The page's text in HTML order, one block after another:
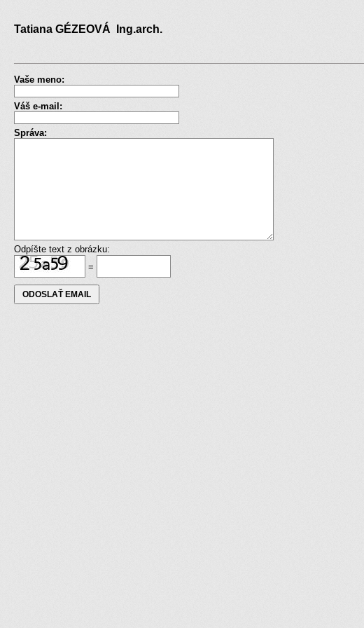
Tatiana GÉZEOVÁ Ing.arch.
Vaše meno:
Váš e-mail:
Správa:
Odpíšte text z obrázku:
=